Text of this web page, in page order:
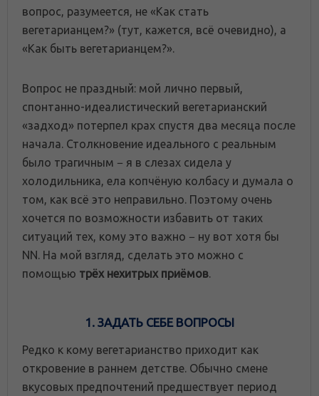
вопрос, разумеется, не «Как стать
вегетарианцем?» (тут, кажется, всё очевидно), а
«Как быть вегетарианцем?».
Вопрос не праздный: мой лично первый,
спонтанно-идеалистический вегетарианский
«задход» потерпел крах спустя два месяца после
начала. Столкновение идеального с реальным
было трагичным − я в слезах сидела у
холодильника, ела копчёную колбасу и думала о
том, как всё это неправильно. Поэтому очень
хочется по возможности избавить от таких
ситуаций тех, кому это важно − ну вот хотя бы
NN. На мой взгляд, сделать это можно с
помощью трёх нехитрых приёмов.
1. ЗАДАТЬ СЕБЕ ВОПРОСЫ
Редко к кому вегетарианство приходит как
откровение в раннем детстве. Обычно смене
вкусовых предпочтений предшествует период